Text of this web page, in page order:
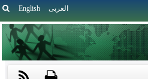
English العربی